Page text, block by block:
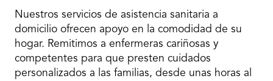
Nuestros servicios de asistencia sanitaria a
domicilio ofrecen apoyo en la comodidad de su
hogar. Remitimos a enfermeras cariñosas y
competentes para que presten cuidados
personalizados a las familias, desde unas horas al